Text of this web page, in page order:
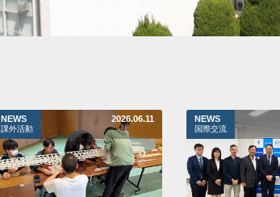
NEWS
課外活動
2026.06.11 NEWS
国際交流